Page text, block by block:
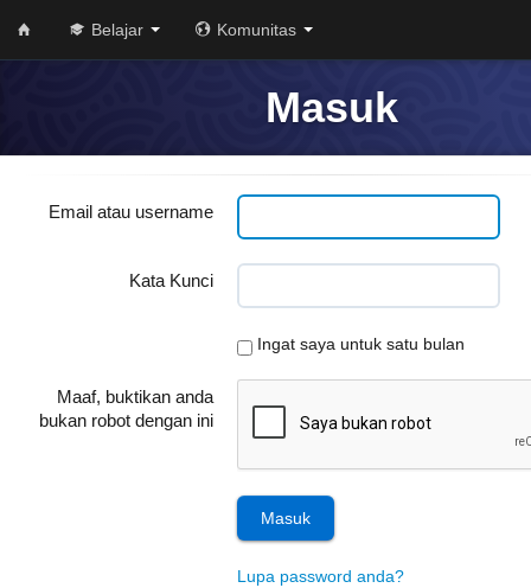
Belajar Komunitas
Masuk
Email atau username
Kata Kunci
Ingat saya untuk satu bulan
Maaf, buktikan anda
bukan robot dengan ini
Lupa password anda?